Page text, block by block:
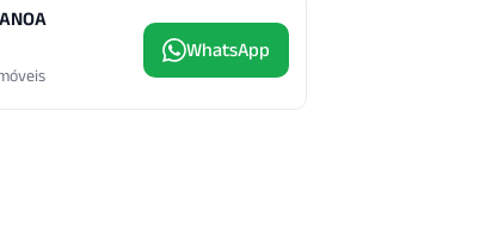
WhatsApp